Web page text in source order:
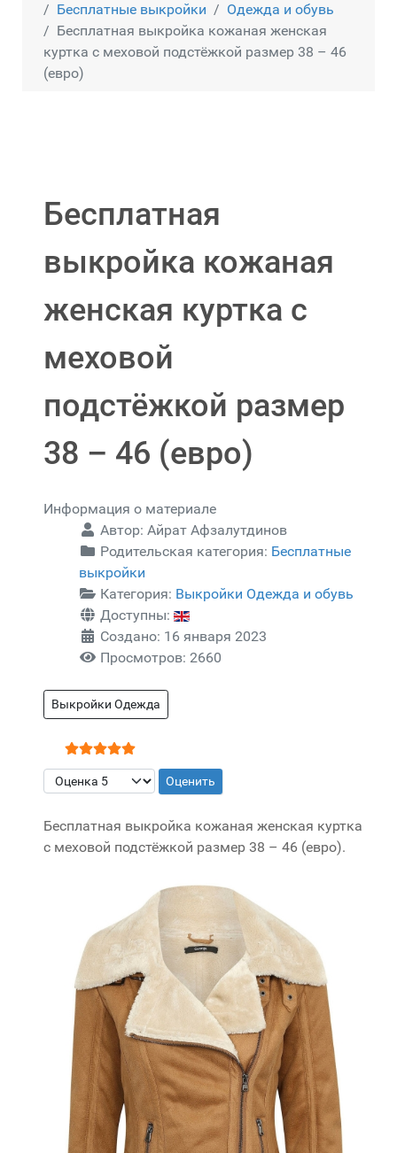
Бесплатные выкройки
Одежда и обувь
Бесплатная выкройка кожаная женская
куртка с меховой подстёжкой размер 38 – 46
(евро)
Бесплатная
выкройка кожаная
женская куртка с
меховой
подстёжкой размер
38 – 46 (евро)
Информация о материале
Автор: Айрат Афзалутдинов
Родительская категория: Бесплатные
выкройки
Категория: Выкройки Одежда и обувь
Доступны:
Создано: 16 января 2023
Просмотров: 2660
Выкройки Одежда
Рейтинг:5/5
Пожалуйста, оцените
Бесплатная выкройка кожаная женская куртка
с меховой подстёжкой размер 38 – 46 (евро).